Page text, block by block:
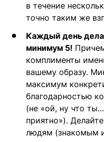
в течение
точно таким же
Каждый день
минимум 5!
комплименты
вашему образу.
максимум
благодарностью
(не «ой, ну что
приятно»).
людям (знакомым